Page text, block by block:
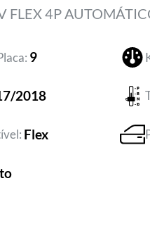
FLEX 4P
9
2018
Flex